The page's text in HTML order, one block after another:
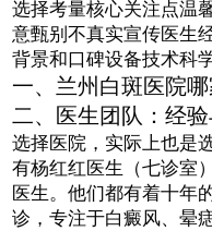
选择考量核心关注点温
意甄别不真实宣传医生
背景和口碑设备技术科
一、兰州白斑医院
二、医生团队：经
选择医院，实际上也是
有杨红红医生（七诊室
医生。他们都有着十年
诊，专注于白癜风、晕